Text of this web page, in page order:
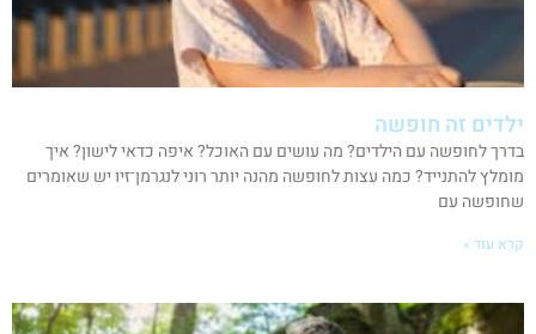
ילדים זה חופשה
בדרך לחופשה עם הילדים? מה עושים עם האוכל? איפה כדאי לישון? איך
מומלץ להתנייד? כמה עצות לחופשה מהנה יותר רוני לנגרמן־זיו יש שאומרים
שחופשה עם
קרא עוד »